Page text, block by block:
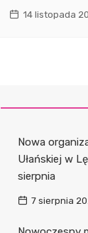
14 listopada
Nowa
Ułańskiej w
sierpnia
7 sierpnia